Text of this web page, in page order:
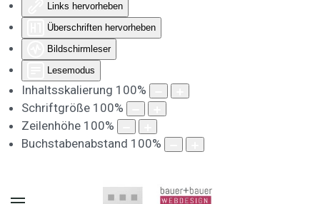
Links hervorheben
Überschriften hervorheben
Bildschirmleser
Lesemodus
Inhaltsskalierung 100%
Schriftgröße 100%
Zeilenhöhe 100%
Buchstabenabstand 100%